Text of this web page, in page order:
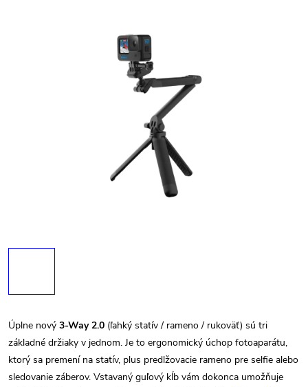
Úplne nový 3-Way 2.0 (ľahký statív / rameno / rukoväť) sú tri
základné držiaky v jednom. Je to ergonomický úchop fotoaparátu,
ktorý sa premení na statív, plus predlžovacie rameno pre selfie alebo
sledovanie záberov. Vstavaný guľový kĺb vám dokonca umožňuje